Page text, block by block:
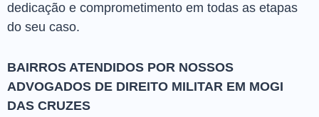
dedicação e comprometimento em todas as etapas
do seu caso.
BAIRROS ATENDIDOS POR NOSSOS
ADVOGADOS DE DIREITO MILITAR EM MOGI
DAS CRUZES